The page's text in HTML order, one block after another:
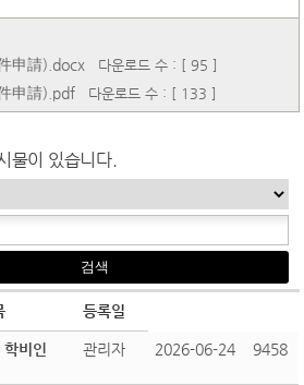
申請).docx 다운로드 수 : [ 95 ]
申請).pdf 다운로드 수 : [ 133 ]
물이 있습니다.
등록일
비인
관리자 2026-06-24 9458